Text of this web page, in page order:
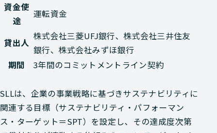
資金使
途
運転資金
貸出人
株式会社三菱UFJ銀行、株式会社三井住友
銀行、株式会社みずほ銀行
期間
3年間のコミットメントライン契約
SLLは、企業の事業戦略に基づきサステナビリティに
関連する目標（サステナビリティ・パフォーマン
ス・ターゲット＝SPT）を設定し、その達成度次第